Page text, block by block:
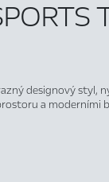
designový styl,
a moderními